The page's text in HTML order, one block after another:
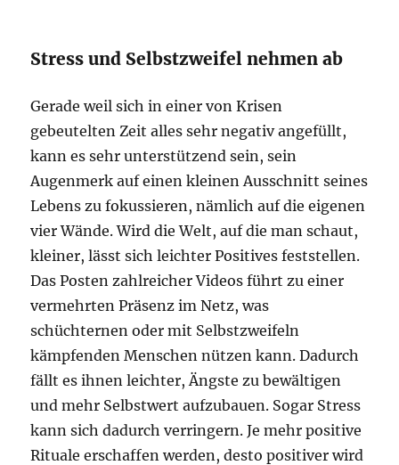
Stress und Selbstzweifel nehmen ab
Gerade weil sich in einer von Krisen
gebeutelten Zeit alles sehr negativ angefüllt,
kann es sehr unterstützend sein, sein
Augenmerk auf einen kleinen Ausschnitt seines
Lebens zu fokussieren, nämlich auf die eigenen
vier Wände. Wird die Welt, auf die man schaut,
kleiner, lässt sich leichter Positives feststellen.
Das Posten zahlreicher Videos führt zu einer
vermehrten Präsenz im Netz, was
schüchternen oder mit Selbstzweifeln
kämpfenden Menschen nützen kann. Dadurch
fällt es ihnen leichter, Ängste zu bewältigen
und mehr Selbstwert aufzubauen. Sogar Stress
kann sich dadurch verringern. Je mehr positive
Rituale erschaffen werden, desto positiver wird